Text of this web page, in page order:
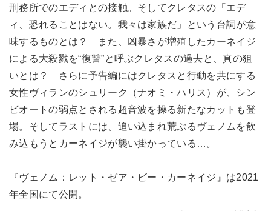
刑務所でのエディとの接触。そしてクレタスの「エデ
ィ、恐れることはない。我々は家族だ」という台詞が意
味するものとは？ また、凶暴さが増殖したカーネイジ
による大殺戮を“復讐”と呼ぶクレタスの過去と、真の狙
いとは？ さらに予告編にはクレタスと行動を共にする
女性ヴィランのシュリーク（ナオミ・ハリス）が、シン
ビオートの弱点とされる超音波を操る新たなカットも登
場。そしてラストには、追い込まれ荒ぶるヴェノムを飲
み込もうとカーネイジが襲い掛かっている…。
『ヴェノム：レット・ゼア・ビー・カーネイジ』は2021
年全国にて公開。